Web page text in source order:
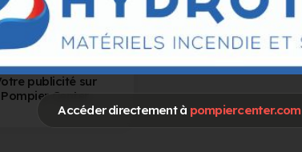
Accéder directement à pompiercenter.com
publicité sur
Pompier Center